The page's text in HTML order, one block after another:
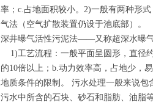
率；c.占地面积较小。2)一般有两种形
气法（空气扩散装置仍设于池底部）。
深井曝气活性污泥法——又称超深水曝
1)工艺流程：一般平面呈圆形，直径
的10倍以上；b.动力效率高，占地少，
地质条件的限制。 污水处理一般来说
污水中所含的石块、砂石和脂肪、油脂等